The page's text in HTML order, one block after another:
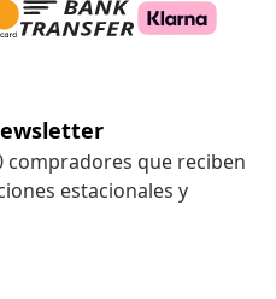
compradores que reciben
estacionales y